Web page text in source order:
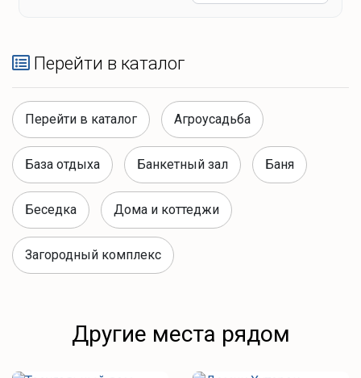
Перейти в каталог
Перейти в каталог Агроусадьба
База отдыха Банкетный зал Баня
Беседка Дома и коттеджи
Загородный комплекс
Другие места рядом